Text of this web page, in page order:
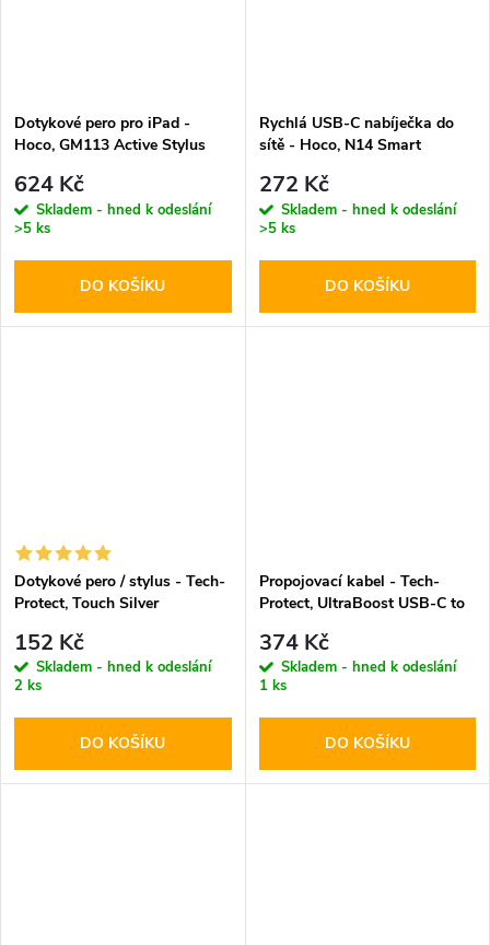
Dotykové pero pro iPad -
Hoco, GM113 Active Stylus
624 Kč
Skladem - hned k odeslání
>5 ks
DO KOŠÍKU
Rychlá USB-C nabíječka do
sítě - Hoco, N14 Smart
272 Kč
Skladem - hned k odeslání
>5 ks
DO KOŠÍKU
Dotykové pero / stylus - Tech-
Protect, Touch Silver
152 Kč
Skladem - hned k odeslání
2 ks
DO KOŠÍKU
Propojovací kabel - Tech-
Protect, UltraBoost USB-C to
374 Kč
Skladem - hned k odeslání
1 ks
DO KOŠÍKU